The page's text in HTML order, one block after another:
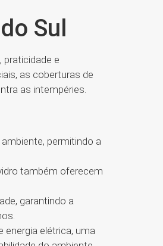
Sul
praticidade e
as coberturas de
as intempéries.
permitindo a
também oferecem
garantindo a
elétrica, uma